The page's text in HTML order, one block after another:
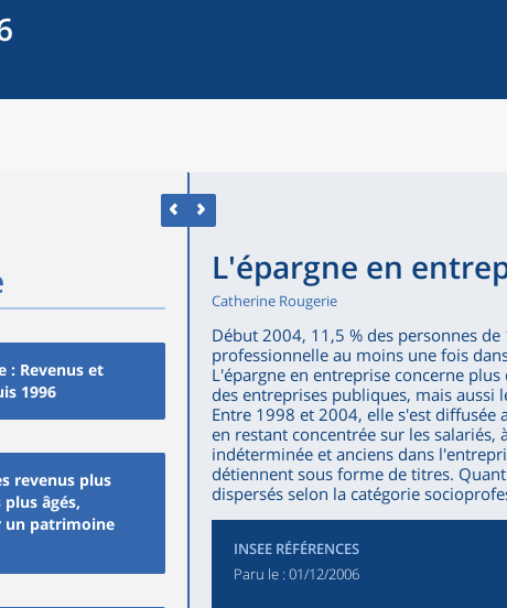
: Revenus et
1996
revenus plus
âgés,
un patrimoine
L'épargne en
Catherine Rougerie
Début 2004, 11,5 % des personnes
professionnelle au moins une fois
L'épargne en entreprise concerne
des entreprises publiques, mais aussi
Entre 1998 et 2004, elle s'est diffusée
en restant concentrée sur les
indéterminée et anciens dans
détiennent sous forme de titres.
dispersés selon la catégorie
INSEE RÉFÉRENCES
Paru le : 01/12/2006